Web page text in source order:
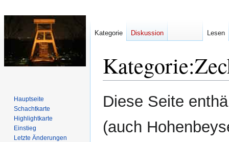
Kategorie:
Zur
springen
Zur
springen
Diese Seite
(auch
Kategorie Diskussion Lesen
Hauptseite
Schachtkarte
Highlightkarte
Einstieg
Letzte Änderungen